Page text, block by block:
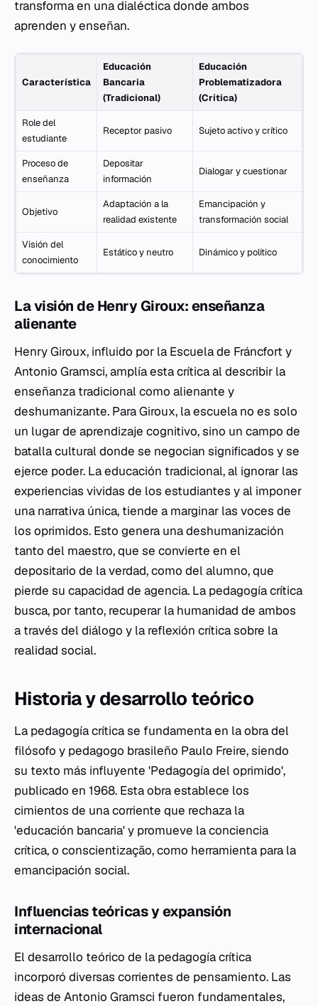
transforma en una dialéctica donde ambos
aprenden y enseñan.
Característica
Educación
Bancaria
(Tradicional)
Educación
Problematizadora
(Crítica)
Role del
estudiante
Receptor pasivo Sujeto activo y crítico
Proceso de
enseñanza
Depositar
información
Dialogar y cuestionar
Objetivo
Adaptación a la
realidad existente
Emancipación y
transformación social
Visión del
conocimiento
Estático y neutro Dinámico y político
La visión de Henry Giroux: enseñanza
alienante
Henry Giroux, influido por la Escuela de Fráncfort y
Antonio Gramsci, amplía esta crítica al describir la
enseñanza tradicional como alienante y
deshumanizante. Para Giroux, la escuela no es solo
un lugar de aprendizaje cognitivo, sino un campo de
batalla cultural donde se negocian significados y se
ejerce poder. La educación tradicional, al ignorar las
experiencias vividas de los estudiantes y al imponer
una narrativa única, tiende a marginar las voces de
los oprimidos. Esto genera una deshumanización
tanto del maestro, que se convierte en el
depositario de la verdad, como del alumno, que
pierde su capacidad de agencia. La pedagogía crítica
busca, por tanto, recuperar la humanidad de ambos
a través del diálogo y la reflexión crítica sobre la
realidad social.
Historia y desarrollo teórico
La pedagogía crítica se fundamenta en la obra del
filósofo y pedagogo brasileño Paulo Freire, siendo
su texto más influyente 'Pedagogía del oprimido',
publicado en 1968. Esta obra establece los
cimientos de una corriente que rechaza la
'educación bancaria' y promueve la conciencia
crítica, o conscientização, como herramienta para la
emancipación social.
Influencias teóricas y expansión
internacional
El desarrollo teórico de la pedagogía crítica
incorporó diversas corrientes de pensamiento. Las
ideas de Antonio Gramsci fueron fundamentales,